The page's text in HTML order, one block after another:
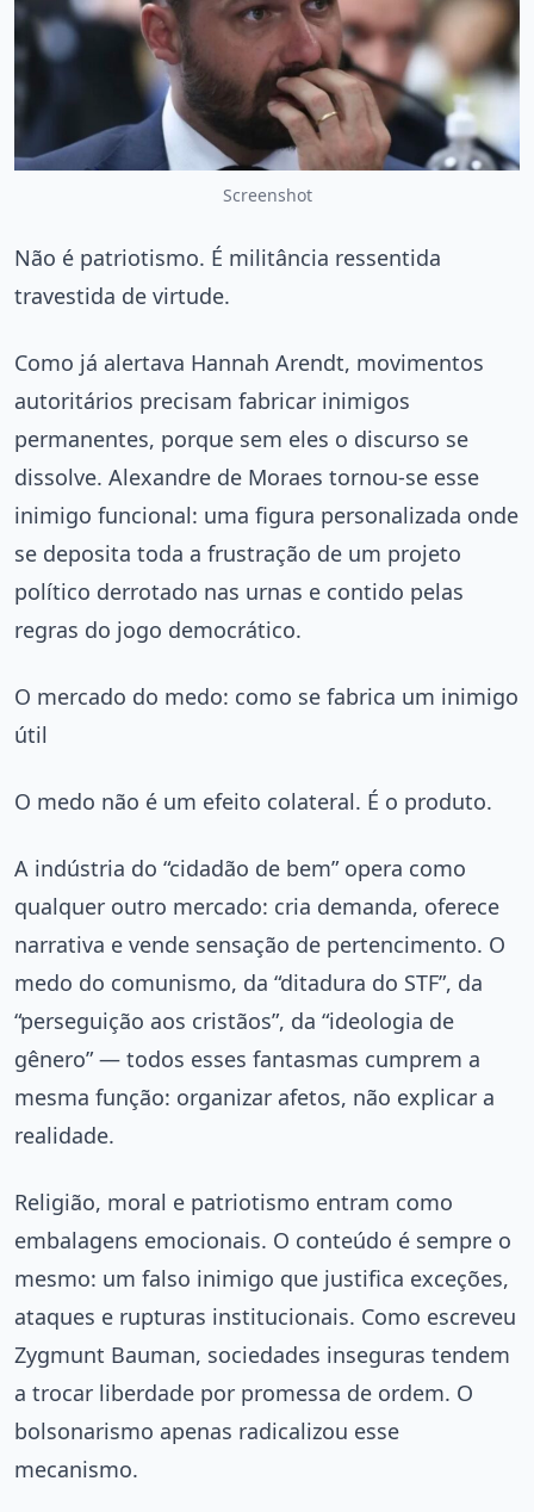
Screenshot
Não é patriotismo. É militância ressentida
travestida de virtude.
Como já alertava Hannah Arendt, movimentos
autoritários precisam fabricar inimigos
permanentes, porque sem eles o discurso se
dissolve. Alexandre de Moraes tornou-se esse
inimigo funcional: uma figura personalizada onde
se deposita toda a frustração de um projeto
político derrotado nas urnas e contido pelas
regras do jogo democrático.
O mercado do medo: como se fabrica um inimigo
útil
O medo não é um efeito colateral. É o produto.
A indústria do “cidadão de bem” opera como
qualquer outro mercado: cria demanda, oferece
narrativa e vende sensação de pertencimento. O
medo do comunismo, da “ditadura do STF”, da
“perseguição aos cristãos”, da “ideologia de
gênero” — todos esses fantasmas cumprem a
mesma função: organizar afetos, não explicar a
realidade.
Religião, moral e patriotismo entram como
embalagens emocionais. O conteúdo é sempre o
mesmo: um falso inimigo que justifica exceções,
ataques e rupturas institucionais. Como escreveu
Zygmunt Bauman, sociedades inseguras tendem
a trocar liberdade por promessa de ordem. O
bolsonarismo apenas radicalizou esse
mecanismo.